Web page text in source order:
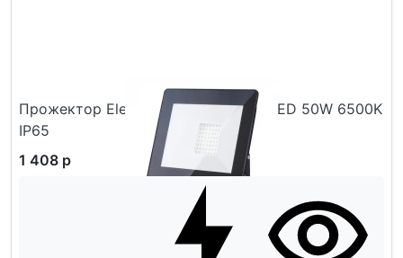
Прожектор Elektrostandard 015 FL LED 50W 6500K
IP65
1 408 р